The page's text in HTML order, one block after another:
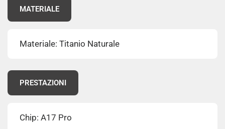
MATERIALE
Materiale: Titanio Naturale
PRESTAZIONI
Chip: A17 Pro